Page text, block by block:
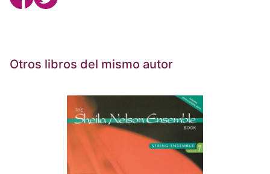
Otros libros del mismo autor